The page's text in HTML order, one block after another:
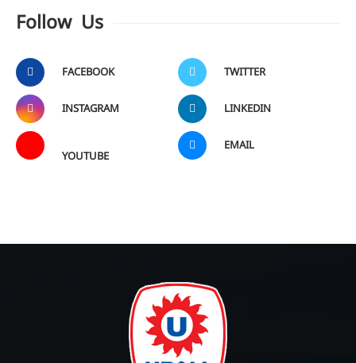
Follow Us
FACEBOOK TWITTER
INSTAGRAM LINKEDIN
YOUTUBE
EMAIL